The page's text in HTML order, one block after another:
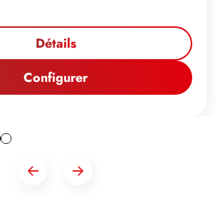
Détails
Configurer